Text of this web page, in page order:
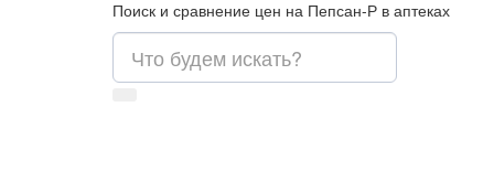
Поиск и сравнение цен на Пепсан-Р в аптеках